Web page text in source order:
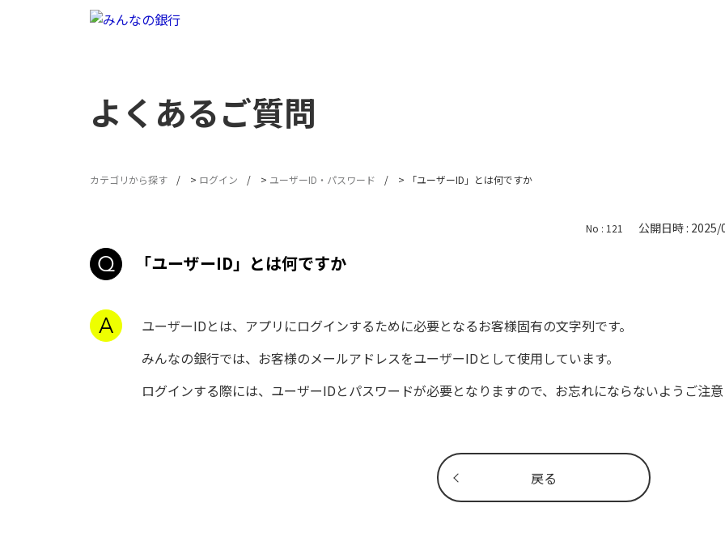
よくあるご質問
カテゴリから探す > ログイン > ユーザーID・パスワード > 「ユーザーID」とは何ですか
戻る
No : 121 公開日時 :
「ユーザーID」とは何ですか
ユーザーIDとは、アプリにログインするために必要となるお客様固有の文字列です。
みんなの銀行では、お客様のメールアドレスをユーザーIDとして使用しています。
ログインする際には、ユーザーIDとパスワードが必要となりますので、お忘れにならないようご注意